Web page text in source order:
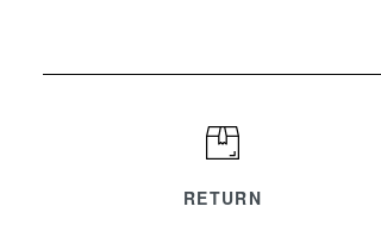
RETURN